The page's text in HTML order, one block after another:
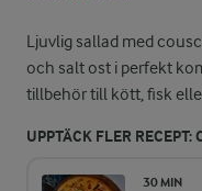
Ljuvlig sallad med
och salt ost i perfekt
tillbehör till kött, fisk
UPPTÄCK FLER RECEPT:
30 MIN